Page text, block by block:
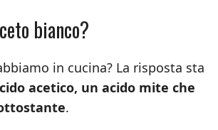
bianco?
in cucina? La risposta sta
acetico, un acido mite che
.